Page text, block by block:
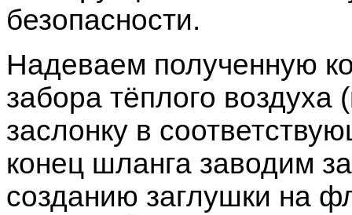
безопасности.
Надеваем полученную
забора тёплого
заслонку в
конец шланга заводим
созданию заглушки на